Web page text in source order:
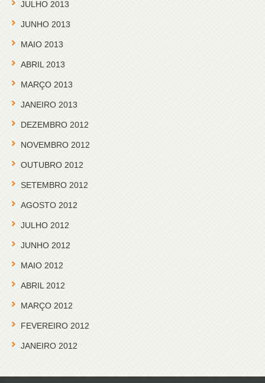
JULHO 2013
JUNHO 2013
MAIO 2013
ABRIL 2013
MARÇO 2013
JANEIRO 2013
DEZEMBRO 2012
NOVEMBRO 2012
OUTUBRO 2012
SETEMBRO 2012
AGOSTO 2012
JULHO 2012
JUNHO 2012
MAIO 2012
ABRIL 2012
MARÇO 2012
FEVEREIRO 2012
JANEIRO 2012